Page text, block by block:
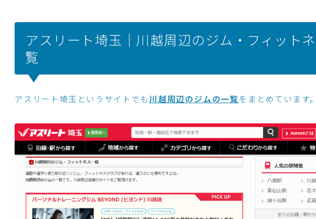
アスリート埼玉｜川越周辺のジム・フィット
覧
アスリート埼玉というサイトでも 川越周辺のジムの一覧をまとめています。